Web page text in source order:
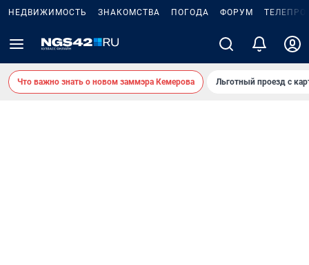
НЕДВИЖИМОСТЬ ЗНАКОМСТВА ПОГОДА ФОРУМ
Что важно знать о новом заммэра Кемерова Льготный проезд с